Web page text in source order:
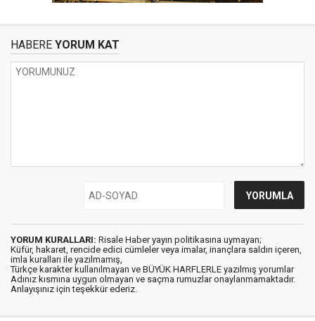
HABERE YORUM KAT
YORUM KURALLARI: Risale Haber yayın politikasına uymayan;
Küfür, hakaret, rencide edici cümleler veya imalar, inançlara saldırı içeren,
imla kuralları ile yazılmamış,
Türkçe karakter kullanılmayan ve BÜYÜK HARFLERLE yazılmış yorumlar
Adınız kısmına uygun olmayan ve saçma rumuzlar onaylanmamaktadır.
Anlayışınız için teşekkür ederiz.